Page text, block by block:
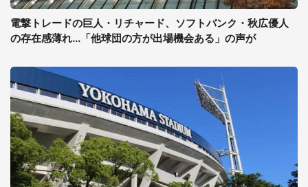
電撃トレードの巨人・リチャード、ソフトバンク・秋広優人
の存在感薄れ...「他球団の方が出場機会ある」の声が